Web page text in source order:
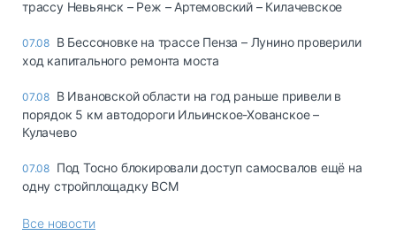
трассу Невьянск – Реж – Артемовский – Килачевское
07.08 В Бессоновке на трассе Пенза – Лунино проверили
ход капитального ремонта моста
07.08 В Ивановской области на год раньше привели в
порядок 5 км автодороги Ильинское-Хованское –
Кулачево
07.08 Под Тосно блокировали доступ самосвалов ещё на
одну стройплощадку ВСМ
Все новости